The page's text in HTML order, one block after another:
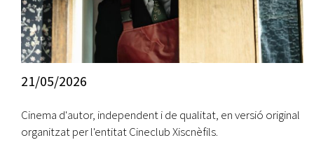
21/05/2026
Cinema d'autor, independent i de qualitat, en versió original
organitzat per l'entitat Cineclub Xiscnèfils.